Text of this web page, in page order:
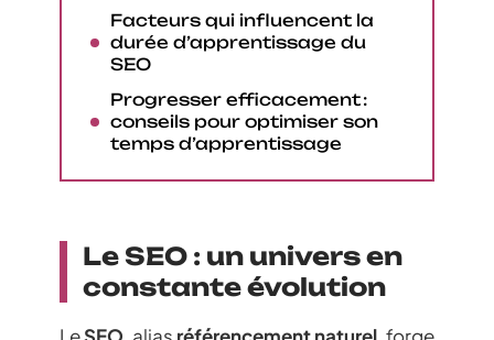
Facteurs qui influencent la
durée d’apprentissage du
SEO
Progresser efficacement :
conseils pour optimiser son
temps d’apprentissage
Le SEO : un univers en
constante évolution